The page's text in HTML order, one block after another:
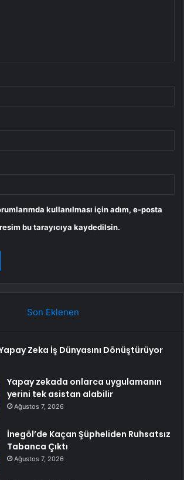
kullanılması için adım, e-posta
bu tarayıcıya kaydedilsin.
Son Eklenen
Zeka İş Dünyasını Dönüştürüyor
Yapay zekada onlarca uygulamanın
yerini tek asistan alabilir
Ağustos 7, 2026
İnegöl’de Kaçan Şüpheliden Ruhsatsız
Tabanca Çıktı
Ağustos 7, 2026